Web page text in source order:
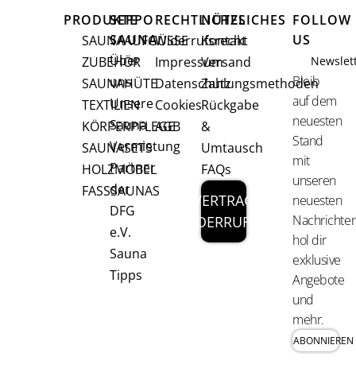
PRODUKTE
SAUNAAUFGÜSSE
ZUBEHÖR
SAUNAHÜTE
TEXTILIEN
KÖRPERPFLEGE
SAUNASETS
HOLZMÖBEL
FASSSAUNAS
SEPPO
SAUNA
Über
uns
Unsere
Sauna
Vermietung
Partner
der
DFG
e.V.
Sauna
Tipps
RECHTLICHES
Widerrufsrecht
Impressum
Datenschutz
Cookies
AGB
NÜTZLICHES
Kontakt
Versand
Zahlungsmethoden
Rückgabe
&
Umtausch
FAQs
VERTRAG
WIDERRUFEN
FOLLOW
US
Bleib
auf dem
neuesten
Stand
mit
unseren
neuesten
hol dir
exklusive
Angebote
und
mehr.
ABONNIEREN